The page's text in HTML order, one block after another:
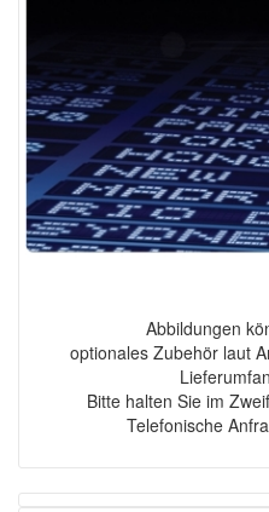
Abbildungen
optionales Zubehör laut
Bitte halten Sie im
Telefonische